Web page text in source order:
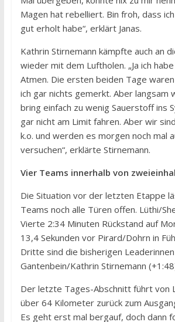
Magen hat rebelliert. Bin froh, dass
gut erholt habe“, erklärt Janas.
Kathrin Stirnemann kämpfte auch an
wieder mit dem Luftholen. „Ja ich
Atmen. Die ersten beiden Tage
ich gar nichts gemerkt. Aber langsam
bring einfach zu wenig Sauerstoff ins
gar nicht am Limit fahren. Aber wir
k.o. und werden es morgen noch mal
versuchen“, erklärte Stirnemann.
Vier Teams innerhalb von
Die Situation vor der letzten Etappe
Teams noch alle Türen offen. Lüthi/
Vierte 2:34 Minuten Rückstand auf
13,4 Sekunden vor Pirard/Dohrn in
Dritte sind die bisherigen Leaderinnen
Gantenbein/Kathrin Stirnemann
Der letzte Tages-Abschnitt führt von
über 64 Kilometer zurück zum
Es geht erst mal bergauf, doch dann